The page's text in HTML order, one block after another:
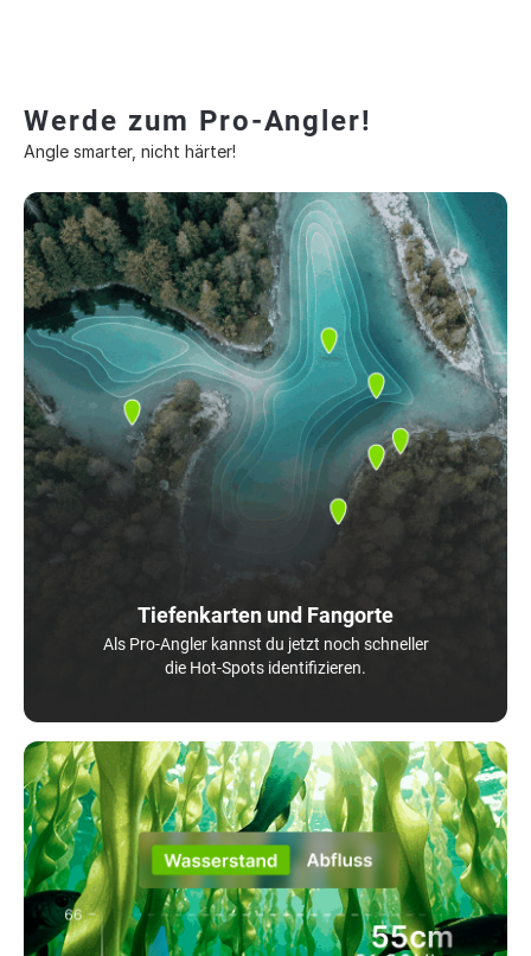
Werde zum Pro-Angler!
Angle smarter, nicht härter!
Tiefenkarten und Fangorte
Als Pro-Angler kannst du jetzt noch schneller
die Hot-Spots identifizieren.